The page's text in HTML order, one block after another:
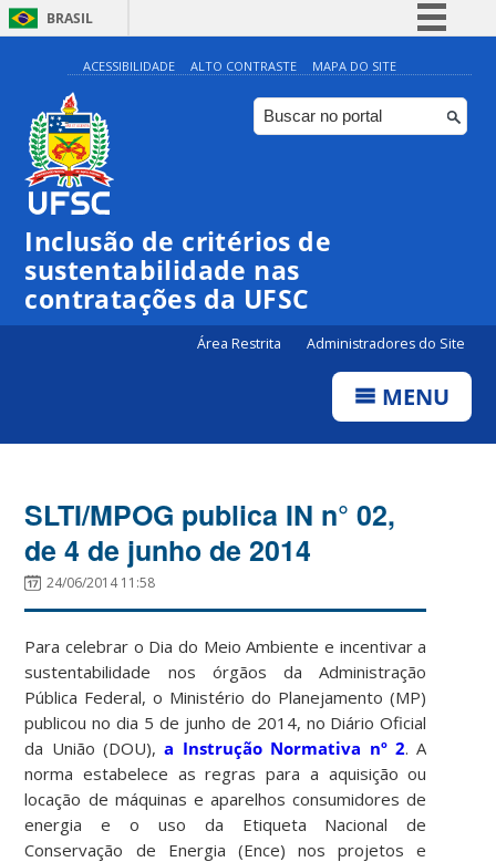
BRASIL
Simplifique!
Comunica BR
Participe
Canais
ACESSIBILIDADE ALTO CONTRASTE MAPA DO SITE
Inclusão de critérios de
sustentabilidade nas
contratações da UFSC
Área Restrita Administradores do Site
MENU
SLTI/MPOG publica IN n° 02,
de 4 de junho de 2014
24/06/2014 11:58
Para celebrar o Dia do Meio Ambiente e incentivar a
sustentabilidade nos órgãos da Administração
Pública Federal, o Ministério do Planejamento (MP)
publicou no dia 5 de junho de 2014, no Diário Oficial
da União (DOU),a Instrução Normativa nº 2. A
norma estabelece as regras para a aquisição ou
locação de máquinas e aparelhos consumidores de
energia e o uso da Etiqueta Nacional de
Conservação de Energia (Ence) nos projetos e